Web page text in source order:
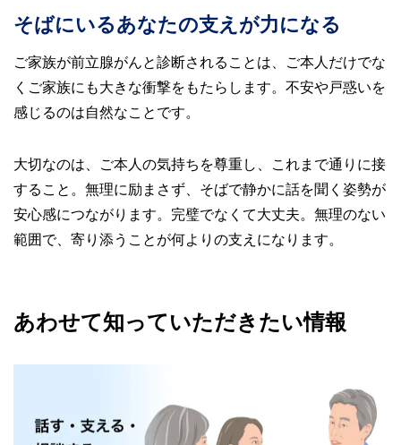
そばにいるあなたの支えが力になる
ご家族が前立腺がんと診断されることは、ご本人だけでな
くご家族にも大きな衝撃をもたらします。不安や戸惑いを
感じるのは自然なことです。
大切なのは、ご本人の気持ちを尊重し、これまで通りに接
すること。無理に励まさず、そばで静かに話を聞く姿勢が
安心感につながります。完璧でなくて大丈夫。無理のない
範囲で、寄り添うことが何よりの支えになります。
あわせて知っていただきたい情報